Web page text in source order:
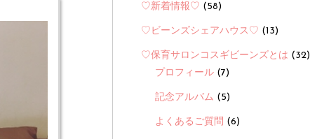
♡新着情報♡ (58)
♡ビーンズシェアハウス♡ (13)
♡保育サロンコスギビーンズとは (32)
プロフィール (7)
記念アルバム (5)
よくあるご質問 (6)